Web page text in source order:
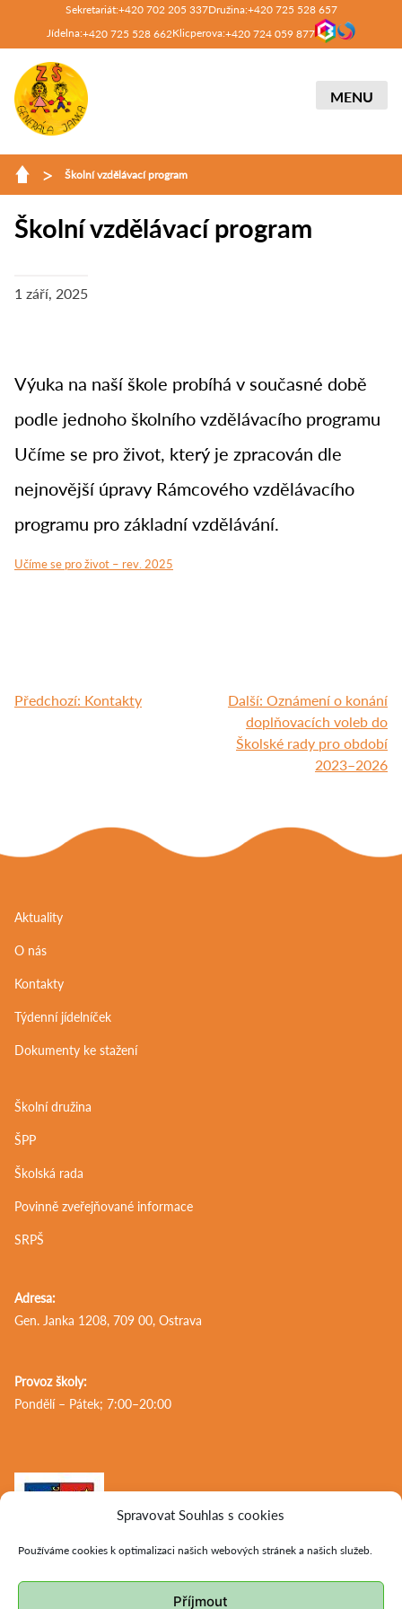
Spravovat Souhlas s cookies
Používáme cookies k optimalizaci našich webových stránek a našich služeb.
Příjmout
Sekretariát:+420 702 205 337Družina:+420 725 528 657
Jídelna:+420 725 528 662Klicperova:+420 724 059 877
MENU
> Školní vzdělávací program
Školní vzdělávací program
1 září, 2025
Výuka na naší škole probíhá v současné době
podle jednoho školního vzdělávacího programu
Učíme se pro život, který je zpracován dle
nejnovější úpravy Rámcového vzdělávacího
programu pro základní vzdělávání.
Učíme se pro život – rev. 2025
Navigace
příspěvek
Předchozí: Kontakty Další: Oznámení o konání
doplňovacích voleb do
Školské rady pro období
2023–2026
Aktuality
O nás
Kontakty
Týdenní jídelníček
Dokumenty ke stažení
Školní družina
ŠPP
Školská rada
Povinně zveřejňované informace
SRPŠ
Adresa:
Gen. Janka 1208, 709 00, Ostrava
Provoz školy:
Pondělí – Pátek; 7:00–20:00